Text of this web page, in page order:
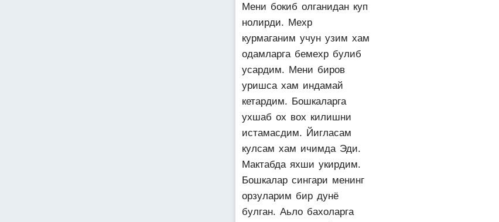
Мени бокиб олганидан куп
нолирди. Мехр
курмаганим учун узим хам
одамларга бемехр булиб
усардим. Мени биров
уришса хам индамай
кетардим. Бошкаларга
ухшаб ох вох килишни
истамасдим. Йигласам
кулсам хам ичимда Эди.
Мактабда яхши укирдим.
Бошкалар сингари менинг
орзуларим бир дунё
булган. Аьло бахоларга